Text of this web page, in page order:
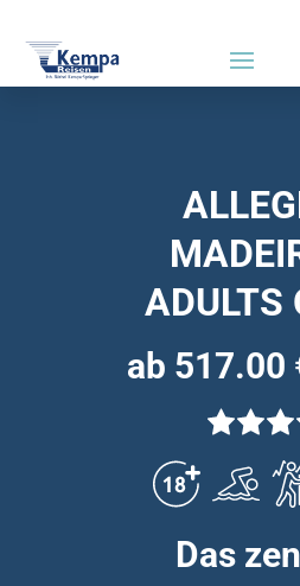
ADULTS
ab 517.00
Das